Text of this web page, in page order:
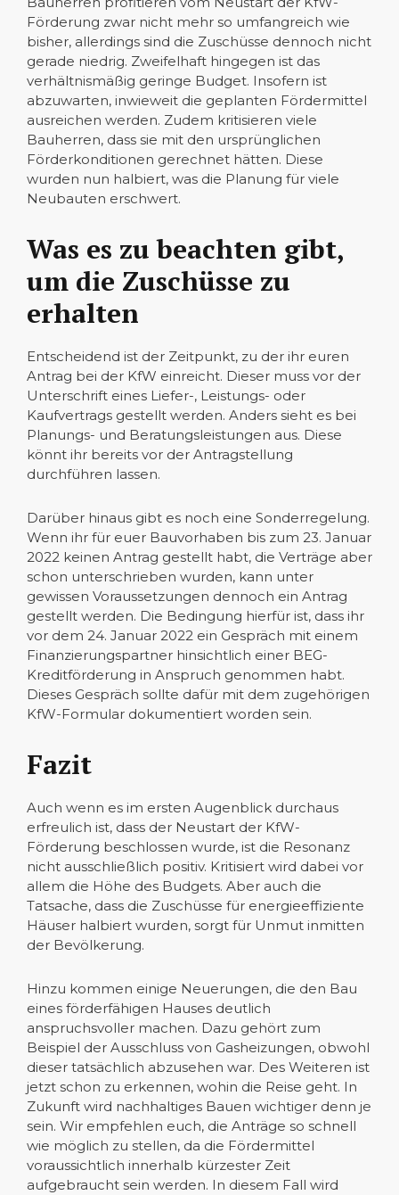
Förderung zwar nicht mehr so umfangreich wie
bisher, allerdings sind die Zuschüsse dennoch nicht
gerade niedrig. Zweifelhaft hingegen ist das
verhältnismäßig geringe Budget. Insofern ist
abzuwarten, inwieweit die geplanten Fördermittel
ausreichen werden. Zudem kritisieren viele
Bauherren, dass sie mit den ursprünglichen
Förderkonditionen gerechnet hätten. Diese
wurden nun halbiert, was die Planung für viele
Neubauten erschwert.
Was es zu beachten gibt,
um die Zuschüsse zu
erhalten
Entscheidend ist der Zeitpunkt, zu der ihr euren
Antrag bei der KfW einreicht. Dieser muss vor der
Unterschrift eines Liefer-, Leistungs- oder
Kaufvertrags gestellt werden. Anders sieht es bei
Planungs- und Beratungsleistungen aus. Diese
könnt ihr bereits vor der Antragstellung
durchführen lassen.
Darüber hinaus gibt es noch eine Sonderregelung.
Wenn ihr für euer Bauvorhaben bis zum 23. Januar
2022 keinen Antrag gestellt habt, die Verträge aber
schon unterschrieben wurden, kann unter
gewissen Voraussetzungen dennoch ein Antrag
gestellt werden. Die Bedingung hierfür ist, dass ihr
vor dem 24. Januar 2022 ein Gespräch mit einem
Finanzierungspartner hinsichtlich einer BEG-
Kreditförderung in Anspruch genommen habt.
Dieses Gespräch sollte dafür mit dem zugehörigen
KfW-Formular dokumentiert worden sein.
Fazit
Auch wenn es im ersten Augenblick durchaus
erfreulich ist, dass der Neustart der KfW-
Förderung beschlossen wurde, ist die Resonanz
nicht ausschließlich positiv. Kritisiert wird dabei vor
allem die Höhe des Budgets. Aber auch die
Tatsache, dass die Zuschüsse für energieeffiziente
Häuser halbiert wurden, sorgt für Unmut inmitten
der Bevölkerung.
Hinzu kommen einige Neuerungen, die den Bau
eines förderfähigen Hauses deutlich
anspruchsvoller machen. Dazu gehört zum
Beispiel der Ausschluss von Gasheizungen, obwohl
dieser tatsächlich abzusehen war. Des Weiteren ist
jetzt schon zu erkennen, wohin die Reise geht. In
Zukunft wird nachhaltiges Bauen wichtiger denn je
sein. Wir empfehlen euch, die Anträge so schnell
wie möglich zu stellen, da die Fördermittel
voraussichtlich innerhalb kürzester Zeit
aufgebraucht sein werden. In diesem Fall wird